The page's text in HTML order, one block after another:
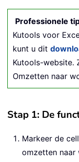
Professionele
Kutools voor
kunt u dit
Kutools-website.
Omzetten naar
Stap 1: De
Markeer de
omzetten naar